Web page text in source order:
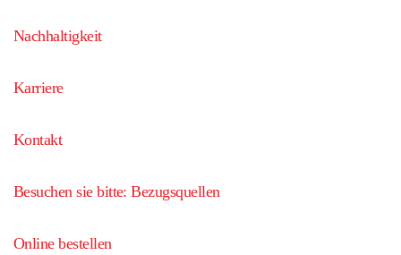
Nachhaltigkeit
Karriere
Kontakt
Besuchen sie bitte: Bezugsquellen
Online bestellen